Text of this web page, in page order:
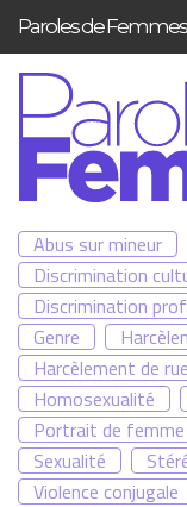
Aller au contenu principal
Paroles de Femmes
Abus sur mineur
Discrimination
Discrimination
Genre
Harcèlement de rue
Homosexualité
Portrait de femme
Sexualité
Violence conjugale